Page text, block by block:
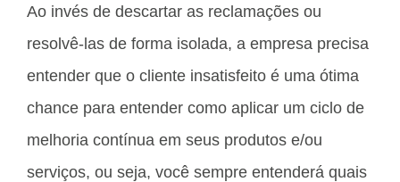
Ao invés de descartar as reclamações ou
resolvê-las de forma isolada, a empresa precisa
entender que o cliente insatisfeito é uma ótima
chance para entender como aplicar um ciclo de
melhoria contínua em seus produtos e/ou
serviços, ou seja, você sempre entenderá quais